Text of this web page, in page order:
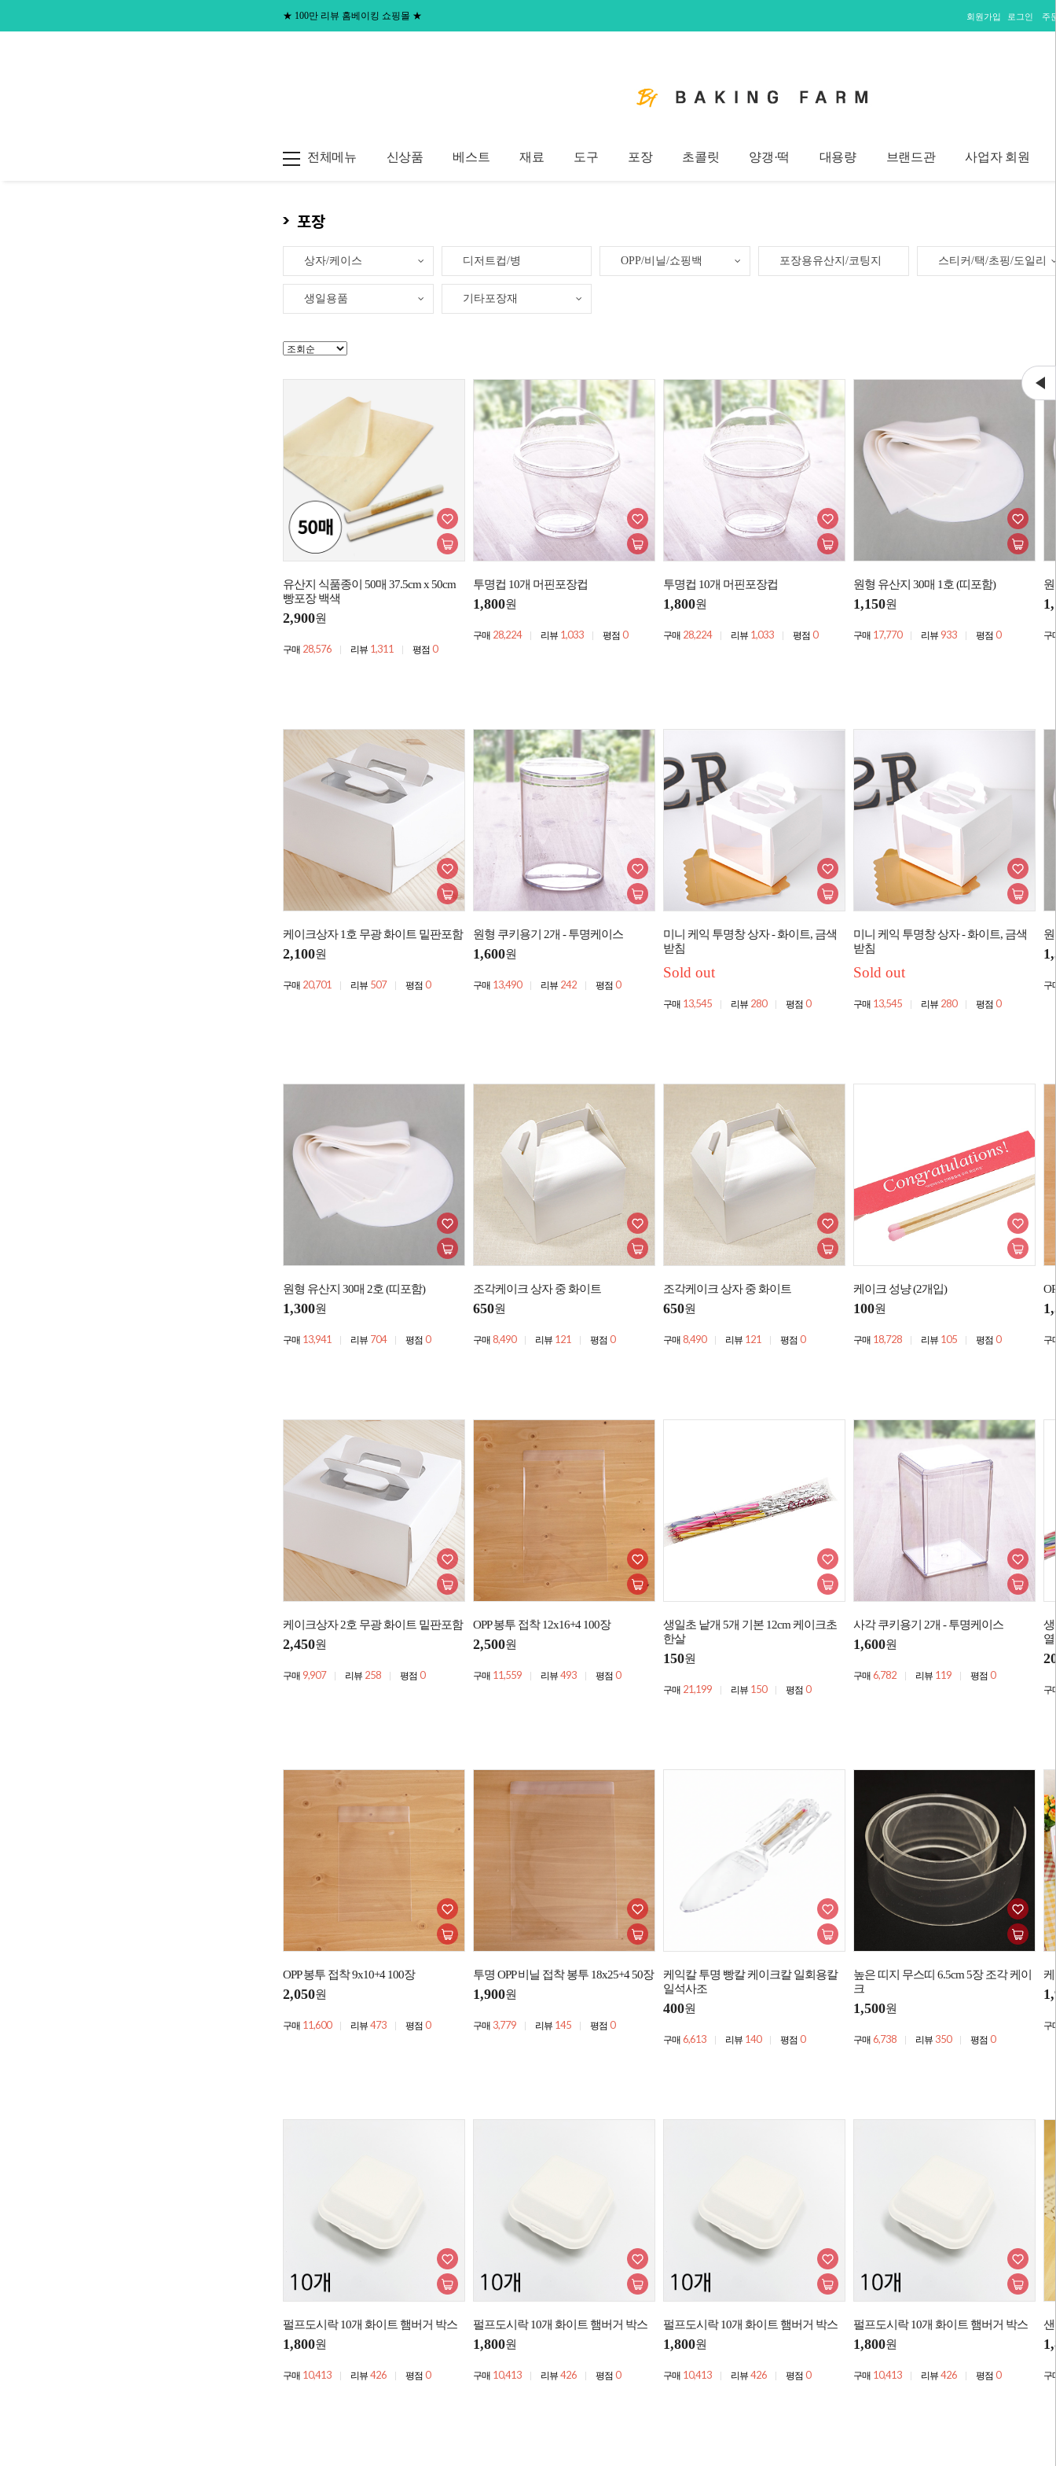
★ 100만 리뷰 홈베이킹 쇼핑몰 ★ 회원가입 로그인 주
전체메뉴 신상품 베스트 재료 도구 포장 초콜릿 양갱·떡 대용량 브랜드관 사업자 회원
포장
상자/케이스 디저트컵/병 OPP/비닐/쇼핑백 포장용유산지/코팅지 스티커/택/초핑/도일리
생일용품 기타포장재
유산지 식품종이 50매 37.5cm x 50cm
빵포장 백색
2,900원
구매 28,576 리뷰 1,311 평점 0
투명컵 10개 머핀포장컵
1,800원
구매 28,224 리뷰 1,033 평점 0
투명컵 10개 머핀포장컵
1,800원
구매 28,224 리뷰 1,033 평점 0
원형 유산지 30매 1호 (띠포함)
1,150원
구매 17,770 리뷰 933 평점 0 구
케이크상자 1호 무광 화이트 밑판포함
2,100원
구매 20,701 리뷰 507 평점 0
원형 쿠키용기 2개 - 투명케이스
1,600원
구매 13,490 리뷰 242 평점 0
미니 케익 투명창 상자 - 화이트, 금색
받침
Sold out
구매 13,545 리뷰 280 평점 0
미니 케익 투명창 상자 - 화이트, 금색
받침
Sold out
구매 13,545 리뷰 280 평점 0
구
원형 유산지 30매 2호 (띠포함)
1,300원
구매 13,941 리뷰 704 평점 0
조각케이크 상자 중 화이트
650원
구매 8,490 리뷰 121 평점 0
조각케이크 상자 중 화이트
650원
구매 8,490 리뷰 121 평점 0
케이크 성냥 (2개입)
100원
구매 18,728 리뷰 105 평점 0 구
케이크상자 2호 무광 화이트 밑판포함
2,450원
구매 9,907 리뷰 258 평점 0
OPP 봉투 접착 12x16+4 100장
2,500원
구매 11,559 리뷰 493 평점 0
생일초 낱개 5개 기본 12cm 케이크초
한살
150원
구매 21,199 리뷰 150 평점 0
사각 쿠키용기 2개 - 투명케이스
1,600원
구매 6,782 리뷰 119 평점 0
구
OPP 봉투 접착 9x10+4 100장
2,050원
구매 11,600 리뷰 473 평점 0
투명 OPP 비닐 접착 봉투 18x25+4 50장
1,900원
구매 3,779 리뷰 145 평점 0
케익칼 투명 빵칼 케이크칼 일회용칼
일석사조
400원
구매 6,613 리뷰 140 평점 0
높은 띠지 무스띠 6.5cm 5장 조각 케이
크
1,500원
구매 6,738 리뷰 350 평점 0
구
펄프도시락 10개 화이트 햄버거 박스
1,800원
구매 10,413 리뷰 426 평점 0
펄프도시락 10개 화이트 햄버거 박스
1,800원
구매 10,413 리뷰 426 평점 0
펄프도시락 10개 화이트 햄버거 박스
1,800원
구매 10,413 리뷰 426 평점 0
펄프도시락 10개 화이트 햄버거 박스
1,800원
구매 10,413 리뷰 426 평점 0 구